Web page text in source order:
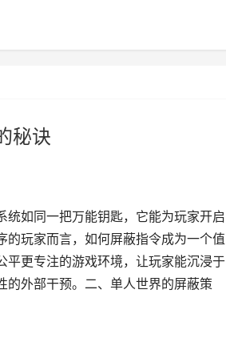
秘诀
如同一把万能钥匙，它能为玩家开启
玩家而言，如何屏蔽指令成为一个值
平更专注的游戏环境，让玩家能沉浸于
的外部干预。二、单人世界的屏蔽策